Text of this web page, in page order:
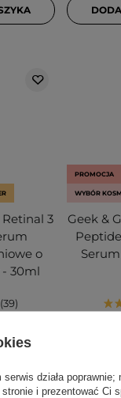
3
o
- 30ml
39
zł
PROMOCJA
WYBÓR
Geek &
działa poprawnie;
i prezentować Ci